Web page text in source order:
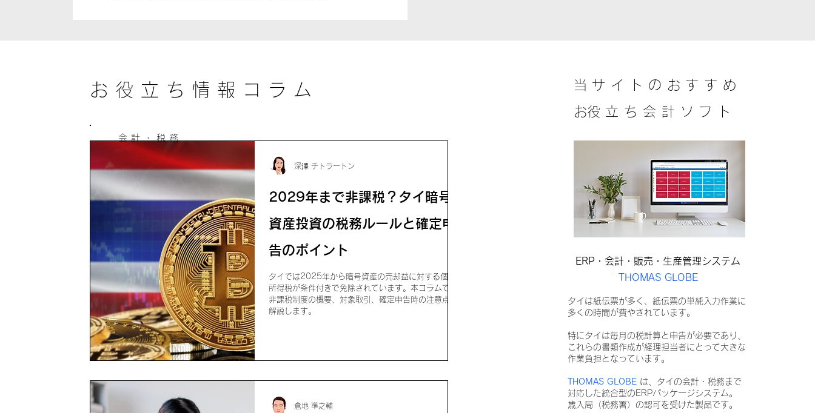
お役立ち情報コラム
2029年まで非課税？タイ暗号
資産投資の税務ルールと確定申
告のポイント
タイでは2025年から暗号資産の売却益に対する個人
所得税が条件付きで免除されています。本コラムでは
非課税制度の概要、対象取引、確定申告時の注意点を
解説します。
深澤 チトラートン
倉地 準之輔
会計・税務
当サイトのおすすめ​
​お役立ち会計ソフト
ERP・会計・販売・生産管理システム
THOMAS GLOBE
タイは紙伝票が多く、紙伝票の単純入力作業に
多くの時間が費やされています。
特にタイは毎月の税計算と申告が必要であり、
これらの書類作成が経理担当者にとって大きな
作業負担となっています。
THOMAS GLOBE は、タイの会計・税務まで
対応した統合型のERPパッケージシステム。
歳入局（税務署）の認可を受けた製品です。